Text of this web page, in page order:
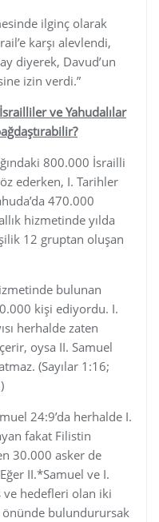
ilginç olarak
karşı alevlendi,
diyerek, Davud’un
izin verdi.”
ve Yahudalılar
800.000 İsrailli
ederken, I. Tarihler
470.000
hizmetinde yılda
12 gruptan oluşan
bulunan
kişi ediyordu. I.
herhalde zaten
oysa II. Samuel
(Sayılar 1:16;
24:9’da herhalde I.
fakat Filistin
30.000 asker de
II.*Samuel ve I.
ve hedefleri olan iki
önünde bulundurursak